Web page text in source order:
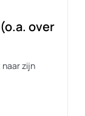
over
zijn